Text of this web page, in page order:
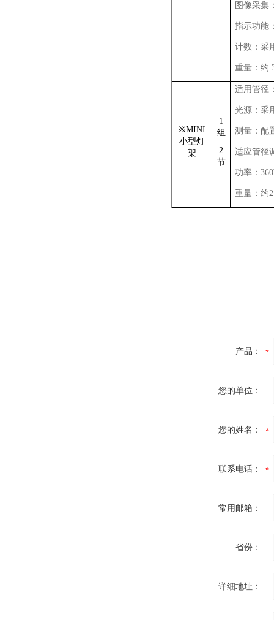
图像采集
指示功能
计数：采
重量：约
※MINI
小型灯
架
1
组
2
节
适用管径
光源：采
测量：配
适应管径
功率：
重量：约
产品：
您的单位：
您的姓名：
联系电话：
常用邮箱：
省份：
详细地址：